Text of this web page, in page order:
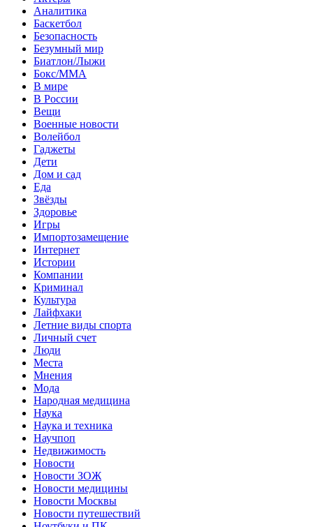
Аналитика
Баскетбол
Безопасность
Безумный мир
Биатлон/Лыжи
Бокс/MMA
В мире
В России
Вещи
Военные новости
Волейбол
Гаджеты
Дети
Дом и сад
Еда
Звёзды
Здоровье
Игры
Импортозамещение
Интернет
Истории
Компании
Криминал
Культура
Лайфхаки
Летние виды спорта
Личный счет
Люди
Места
Мнения
Мода
Народная медицина
Наука
Наука и техника
Научпоп
Недвижимость
Новости
Новости ЗОЖ
Новости медицины
Новости Москвы
Новости путешествий